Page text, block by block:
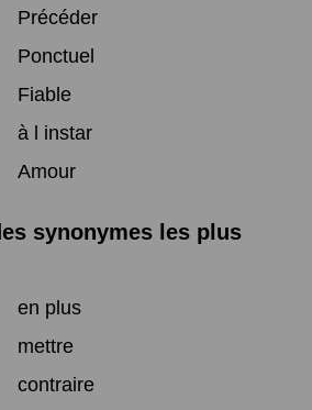
Précéder
Ponctuel
Fiable
à l instar
Amour
synonymes les plus
en plus
mettre
contraire